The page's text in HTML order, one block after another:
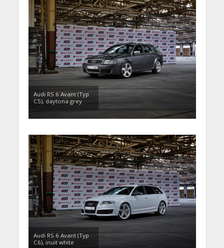
Audi RS 6 Avant (Typ
C5), daytona grey
Audi RS 6 Avant (Typ
C6), inuit white